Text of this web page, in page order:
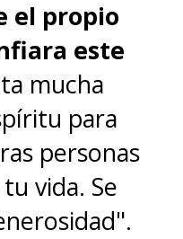
el propio
este
mucha
para
personas
vida. Se